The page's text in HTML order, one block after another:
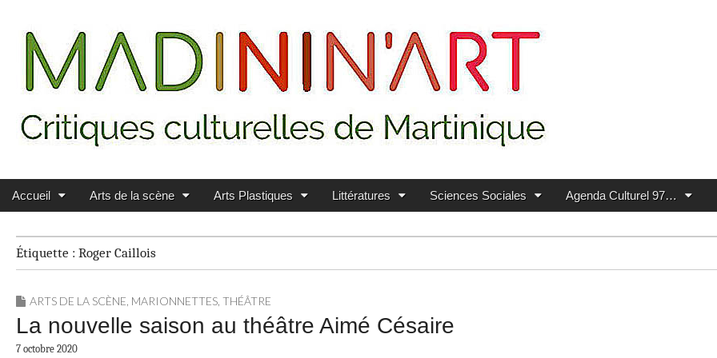
MADININ'ART
Main menu
Skip to content
Accueil Arts de la scène Arts Plastiques Littératures Sciences Sociales Agenda Culturel 97…
Étiquette : Roger Caillois
ARTS DE LA SCÈNE MARIONNETTES THÉÂTRE
La nouvelle saison au théâtre Aimé Césaire
7 octobre 2020